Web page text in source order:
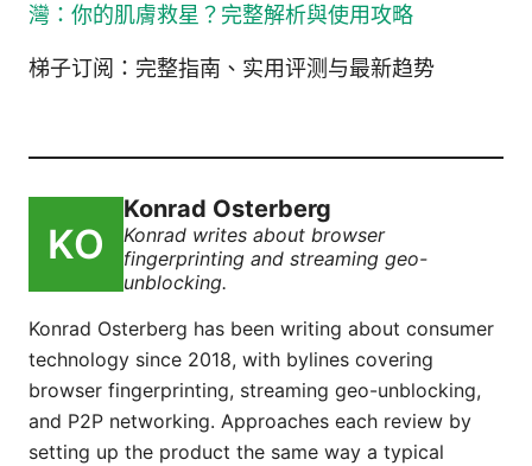
灣：你的肌膚救星？完整解析與使用攻略
梯子订阅：完整指南、实用评测与最新趋势
Konrad Osterberg
Konrad writes about browser
fingerprinting and streaming geo-
unblocking.
Konrad Osterberg has been writing about consumer
technology since 2018, with bylines covering
browser fingerprinting, streaming geo-unblocking,
and P2P networking. Approaches each review by
setting up the product the same way a typical